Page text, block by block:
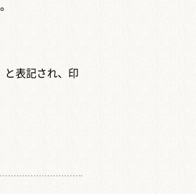
と表記され、印